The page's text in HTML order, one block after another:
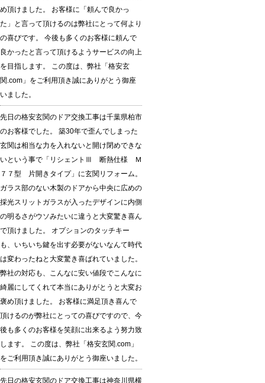
め頂けました。 お客様に「頼んで良かっ
た」と言って頂けるのは弊社にとって何より
の喜びです。 今後も多くのお客様に頼んで
良かったと言って頂けるようサービスの向上
を目指します。 この度は、弊社「格安玄
関.com」をご利用頂き誠にありがとう御座
いました。
先日の格安玄関のドア交換工事は千葉県柏市
のお客様でした。 築30年で歪んでしまった
玄関は相当な力を入れないと開け閉めできな
いという事で「リシェントⅢ 断熱仕様 Ｍ
７７型 片開きタイプ」に玄関リフォーム。
ガラス部のない木製のドアから中央に広めの
採光スリットガラスが入ったデザインに内側
の明るさがウソみたいに違うと大変驚き喜ん
で頂けました。 オプションのタッチキー
も、いちいち鍵を出す必要がないなんて時代
は変わったねと大変驚き喜ばれていました。
弊社の対応も、こんなに安い値段でこんなに
綺麗にしてくれて本当にありがとうと大変お
褒め頂けました。 お客様に満足頂き喜んで
頂けるのが弊社にとっての喜びですので、今
後も多くのお客様を笑顔に出来るよう努力致
します。 この度は、弊社「格安玄関.com」
をご利用頂き誠にありがとう御座いました。
先日の格安玄関のドア交換工事は神奈川県横